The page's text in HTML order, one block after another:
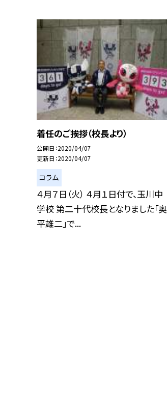
着任のご挨拶（校長より）
公開日 2020/04/07
更新日 2020/04/07
コラム
４月７日（火） ４月１日付で、玉川中
学校 第二十代校長となりました「奥
平雄二」で...